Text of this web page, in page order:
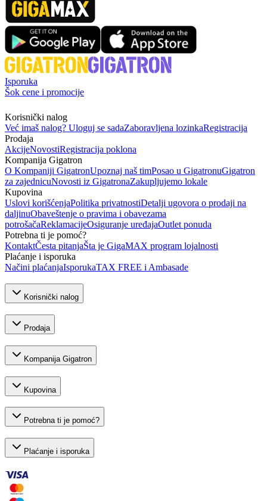
Isporuka
Šok cene i promocije
Korisnički nalog
Već imaš nalog? Uloguj se sadaZaboravljena lozinkaRegistracija
Prodaja
AkcijeNovostiRegistracija poklona
Kompanija Gigatron
O Kompaniji GigatronUpoznaj naš timPosao u GigatronuGigatron
za zajednicuNovosti iz GigatronaZakupljujemo lokale
Kupovina
Uslovi korišćenjaPolitika privatnostiDetalji ugovora o prodaji na
daljinuObaveštenje o pravima i obavezama
potrošačaReklamacijeOsiguranje uređajaOutlet ponuda
Potrebna ti je pomoć?
KontaktČesta pitanjaŠta je GigaMAX program lojalnosti
Plaćanje i isporuka
Načini plaćanjaIsporukaTAX FREE i Ambasade
Korisnički nalog
Prodaja
Kompanija Gigatron
Kupovina
Potrebna ti je pomoć?
Plaćanje i isporuka